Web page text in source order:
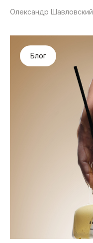
Олександр Шавловский
Блог